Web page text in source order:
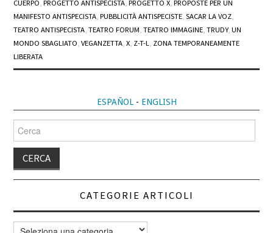
CUERPO,PROGETTO ANTISPECISTA,PROGETTO X,PROPOSTE PER UN
MANIFESTO ANTISPECISTA,PUBBLICITÀ ANTISPECISTE,SACAR LA VOZ,
TEATRO ANTISPECISTA,TEATRO FORUM,TEATRO IMMAGINE,TRUDY,UN
MONDO SBAGLIATO,VEGANZETTA,X, Z-T-L, ZONA TEMPORANEAMENTE
LIBERATA
ESPAÑOL- ENGLISH
per:
CATEGORIE ARTICOLI
Categorie